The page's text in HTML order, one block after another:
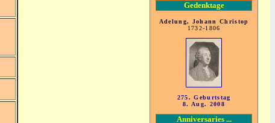
Gedenktage
Adelung, Johann Christop
1732-1806
275. Geburtstag
8. Aug. 2008
Anniversaries ...